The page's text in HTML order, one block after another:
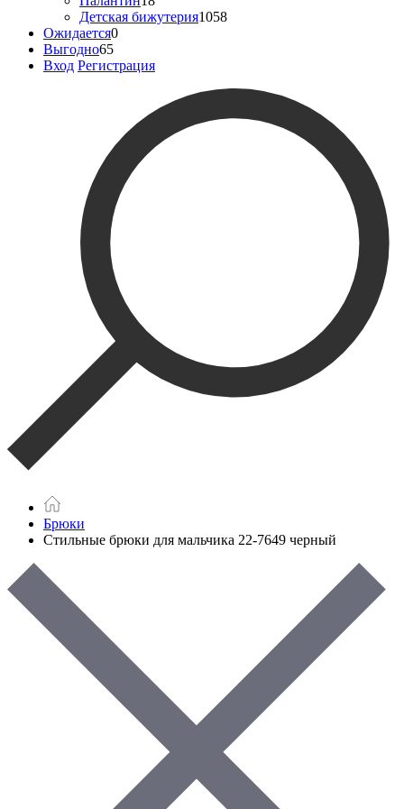
Детская бижутерия1058
Ожидается0
Выгодно65
Вход Регистрация
Брюки
Стильные брюки для мальчика 22-7649 черный